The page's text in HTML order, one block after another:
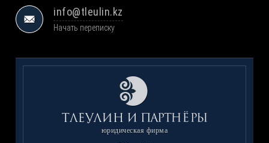
info@tleulin.kz
Начать переписку
юридическая фирма